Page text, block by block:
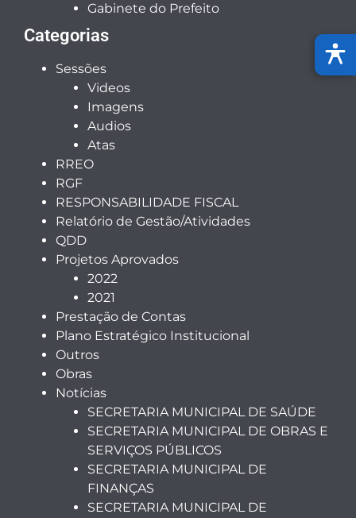
Gabinete do Prefeito
Categorias
Sessões
Videos
Imagens
Audios
Atas
RREO
RGF
RESPONSABILIDADE FISCAL
Relatório de Gestão/Atividades
QDD
Projetos Aprovados
2022
2021
Prestação de Contas
Plano Estratégico Institucional
Outros
Obras
Notícias
SECRETARIA MUNICIPAL DE SAÚDE
SECRETARIA MUNICIPAL DE OBRAS E
SERVIÇOS PÚBLICOS
SECRETARIA MUNICIPAL DE
FINANÇAS
SECRETARIA MUNICIPAL DE